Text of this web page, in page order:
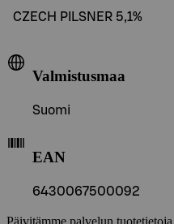
CZECH PILSNER 5,1%
Valmistusmaa
Suomi
EAN
6430067500092
Päivitämme palvelun